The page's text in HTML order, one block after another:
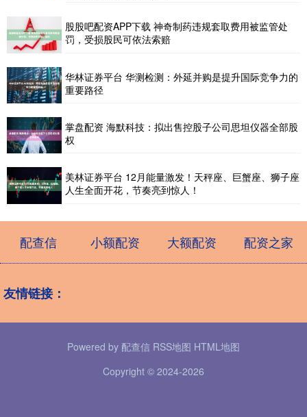
股股吧配资APP下载 神奇制药违规套取费用被监管处
罚，受损股民可依法索赔
华林证券平台 华测检测：外延并购是提升国际竞争力的
重要路径
掌盘配资 海默科技：拟出售控股子公司思坦仪器全部股
权
美林证券平台 12月能量激发！天秤座、巨蟹座、狮子座
人生全面开花，节奏亮到惊人！
配查信 小额配资 大额配资 配资之家
友情链接：
Powered by 配查信 RSS地图 HTML地图
Copyright © 2024-2026